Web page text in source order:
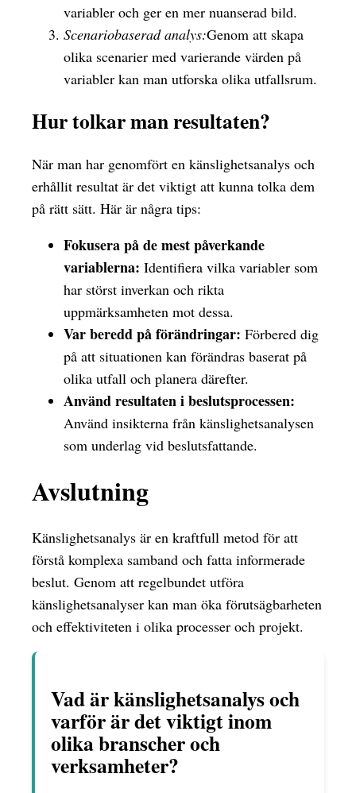
variabler och ger en mer nuanserad bild.
Scenariobaserad analys:Genom att skapa
olika scenarier med varierande värden på
variabler kan man utforska olika utfallsrum.
Hur tolkar man resultaten?
När man har genomfört en känslighetsanalys och
erhållit resultat är det viktigt att kunna tolka dem
på rätt sätt. Här är några tips:
Fokusera på de mest påverkande
variablerna: Identifiera vilka variabler som
har störst inverkan och rikta
uppmärksamheten mot dessa.
Var beredd på förändringar: Förbered dig
på att situationen kan förändras baserat på
olika utfall och planera därefter.
Använd resultaten i beslutsprocessen:
Använd insikterna från känslighetsanalysen
som underlag vid beslutsfattande.
Avslutning
Känslighetsanalys är en kraftfull metod för att
förstå komplexa samband och fatta informerade
beslut. Genom att regelbundet utföra
känslighetsanalyser kan man öka förutsägbarheten
och effektiviteten i olika processer och projekt.
Vad är känslighetsanalys och
varför är det viktigt inom
olika branscher och
verksamheter?